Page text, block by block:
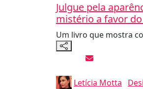
Julgue pela
mistério a favor
Um livro que mostra
Letícia Motta